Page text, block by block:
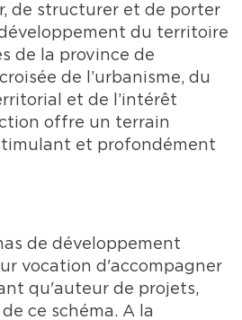
de structurer et de porter
du territoire
de la province de
de l’urbanisme, du
et de l’intérêt
offre un terrain
et profondément
de développement
vocation d'accompagner
qu'auteur de projets,
ce schéma. A la